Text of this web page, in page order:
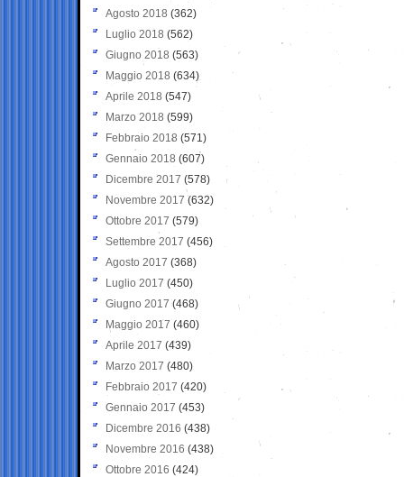
Agosto 2018 (362)
Luglio 2018 (562)
Giugno 2018 (563)
Maggio 2018 (634)
Aprile 2018 (547)
Marzo 2018 (599)
Febbraio 2018 (571)
Gennaio 2018 (607)
Dicembre 2017 (578)
Novembre 2017 (632)
Ottobre 2017 (579)
Settembre 2017 (456)
Agosto 2017 (368)
Luglio 2017 (450)
Giugno 2017 (468)
Maggio 2017 (460)
Aprile 2017 (439)
Marzo 2017 (480)
Febbraio 2017 (420)
Gennaio 2017 (453)
Dicembre 2016 (438)
Novembre 2016 (438)
Ottobre 2016 (424)